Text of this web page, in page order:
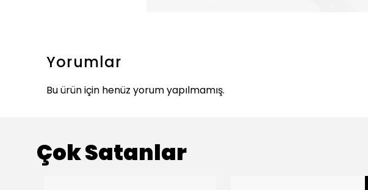
Yorumlar
Bu ürün için henüz yorum yapılmamış.
Çok Satanlar